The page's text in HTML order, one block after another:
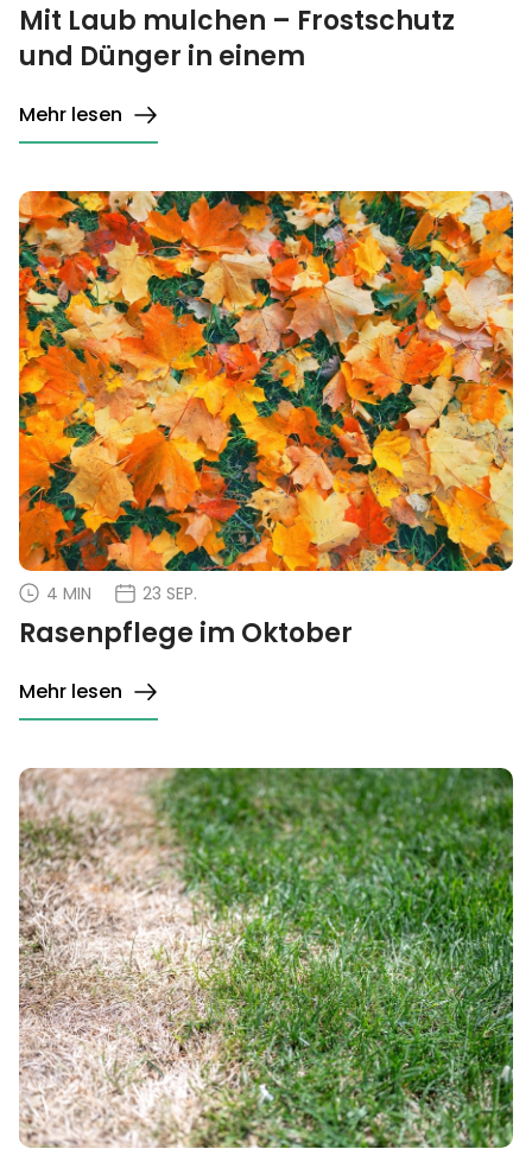
Mit Laub mulchen – Frostschutz
und Dünger in einem
Mehr lesen
4 MIN 23 SEP.
Rasenpflege im Oktober
Mehr lesen